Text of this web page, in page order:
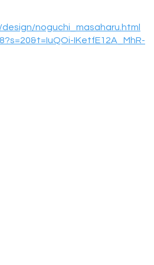
noguchi_masaharu.html
IKetfE12A_MhR-